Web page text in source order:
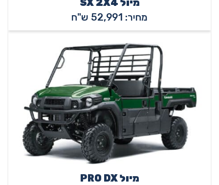
מיול SX 2X4
מחיר: 52,991 ש"ח
מיול PRO DX